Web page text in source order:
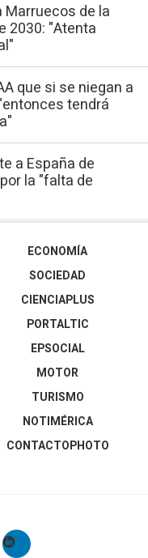
de la
2030: "Atenta
que si se niegan a
tendrá
a España de
la "falta de
ECONOMÍA
SOCIEDAD
CIENCIAPLUS
PORTALTIC
EPSOCIAL
MOTOR
TURISMO
NOTIMÉRICA
CONTACTOPHOTO